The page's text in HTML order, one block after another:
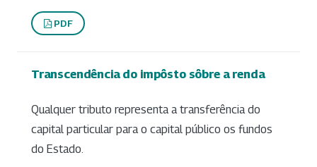
PDF
Transcendência do impôsto sôbre a renda
Qualquer tributo representa a transferência do
capital particular para o capital público os fundos
do Estado.